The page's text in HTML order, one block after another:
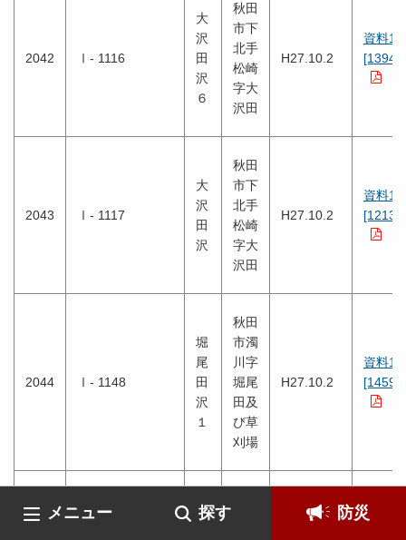
メニュー 探す 防災
2042 Ⅰ- 1116
大
沢
田
沢
６
秋田
市下
北手
松崎
字大
沢田
H27.10.2
資料1
2043 Ⅰ- 1117
大
沢
田
沢
秋田
市下
北手
松崎
字大
沢田
H27.10.2
資料1
2044 Ⅰ- 1148
堀
尾
田
沢
１
秋田
市濁
川字
堀尾
田及
び草
刈場
H27.10.2
資料1
堀